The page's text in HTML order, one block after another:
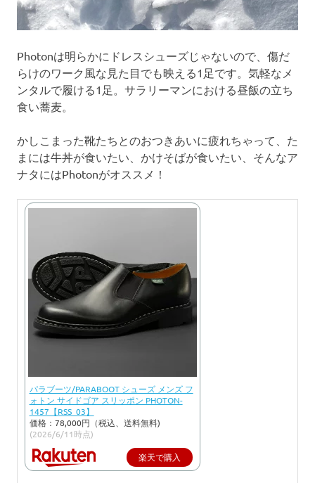
Photonは明らかにドレスシューズじゃないので、傷だ
らけのワーク風な見た目でも映える1足です。気軽なメ
ンタルで履ける1足。サラリーマンにおける昼飯の立ち
食い蕎麦。
かしこまった靴たちとのおつきあいに疲れちゃって、た
まには牛丼が食いたい、かけそばが食いたい、そんなア
ナタにはPhotonがオススメ！
パラブーツ/PARABOOT シューズ メンズ フ
ォトン サイドゴア スリッポン PHOTON-
1457【RSS_03】
価格：78,000円（税込、送料無料)
(2026/6/11時点)
楽天で購入